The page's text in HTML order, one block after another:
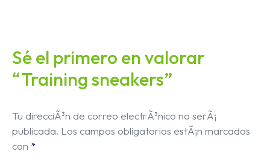
Sé el primero en valorar
“Training sneakers”
Tu direcciÃ³n de correo electrÃ³nico no serÃ¡
publicada. Los campos obligatorios estÃ¡n marcados
con *